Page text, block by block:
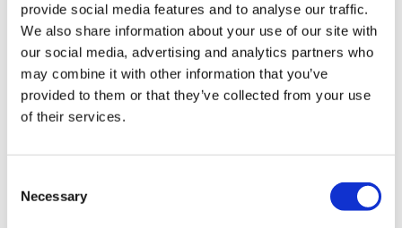
provide social media features and to analyse our traffic.
We also share information about your use of our site with
our social media, advertising and analytics partners who
may combine it with other information that you’ve
provided to them or that they’ve collected from your use
of their services.
Selection
Necessary
volgende kenmerken:
Communicatief vaardig;
Productie of logistieke achtergrond;
ERP kennis;
Woonachtig in buurt Rotterdam;
Dynamics AX ervaring;
Nederlandstalig.